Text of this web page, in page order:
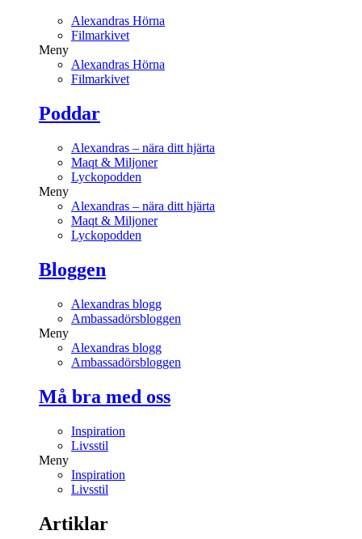
Alexandras Hörna
Filmarkivet
Meny
Alexandras Hörna
Filmarkivet
Poddar
Alexandras – nära ditt hjärta
Maqt & Miljoner
Lyckopodden
Meny
Alexandras – nära ditt hjärta
Maqt & Miljoner
Lyckopodden
Bloggen
Alexandras blogg
Ambassadörsbloggen
Meny
Alexandras blogg
Ambassadörsbloggen
Må bra med oss
Inspiration
Livsstil
Meny
Inspiration
Livsstil
Artiklar